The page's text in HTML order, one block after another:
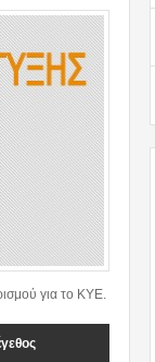
για το ΚΥΕ.